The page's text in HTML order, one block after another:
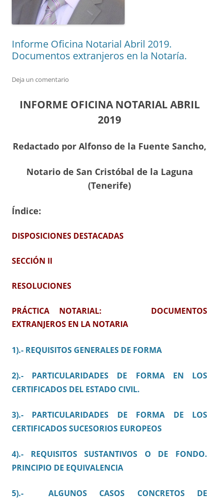
Informe Oficina Notarial Abril 2019.
Documentos extranjeros en la Notaría.
Deja un comentario
INFORME OFICINA NOTARIAL ABRIL
2019
Redactado por Alfonso de la Fuente Sancho,
Notario de San Cristóbal de la Laguna
(Tenerife)
Índice:
DISPOSICIONES DESTACADAS
SECCIÓN II
RESOLUCIONES
PRÁCTICA NOTARIAL: DOCUMENTOS
EXTRANJEROS EN LA NOTARIA
1).- REQUISITOS GENERALES DE FORMA
2).- PARTICULARIDADES DE FORMA EN LOS
CERTIFICADOS DEL ESTADO CIVIL.
3).- PARTICULARIDADES DE FORMA DE LOS
CERTIFICADOS SUCESORIOS EUROPEOS
4).- REQUISITOS SUSTANTIVOS O DE FONDO.
PRINCIPIO DE EQUIVALENCIA
5).- ALGUNOS CASOS CONCRETOS DE